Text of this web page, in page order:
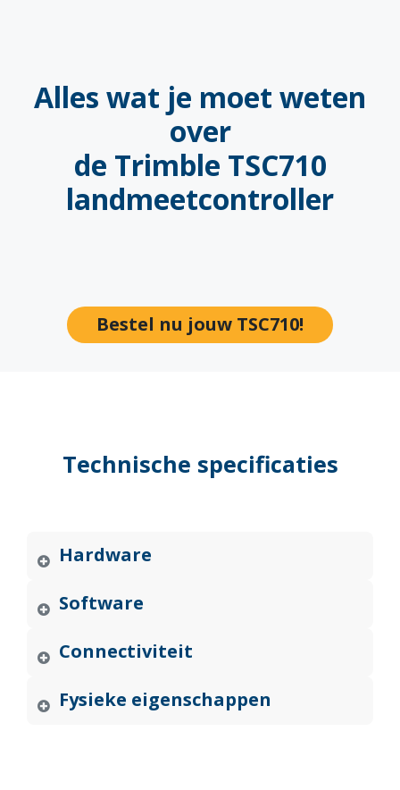
Alles wat je moet weten
over
de Trimble TSC710
landmeetcontroller
Bestel nu jo​​​​uw TSC710!
Technische specificaties
Hardware
Software
Connectiviteit
Fysieke eigenschappen